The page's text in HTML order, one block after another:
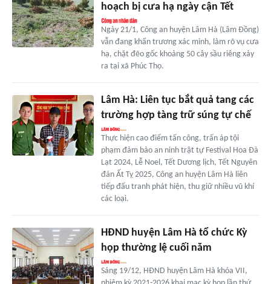
hoạch bị cưa hạ ngày cận Tết
Ngày 21/1, Công an huyện Lâm Hà (Lâm Đồng)
vẫn đang khẩn trương xác minh, làm rõ vụ cưa
hạ, chặt đẽo gốc khoảng 50 cây sầu riêng xảy
ra tại xã Phúc Thọ.
Lâm Hà: Liên tục bắt quả tang các
trường hợp tàng trữ súng tự chế
Thực hiện cao điểm tấn công, trấn áp tội
phạm đảm bảo an ninh trật tự Festival Hoa Đà
Lạt 2024, Lễ Noel, Tết Dương lịch, Tết Nguyên
đán Ất Tỵ 2025, Công an huyện Lâm Hà liên
tiếp đấu tranh phát hiện, thu giữ nhiều vũ khí
các loại.
HĐND huyện Lâm Hà tổ chức Kỳ
họp thường lệ cuối năm
Sáng 19/12, HĐND huyện Lâm Hà khóa VII,